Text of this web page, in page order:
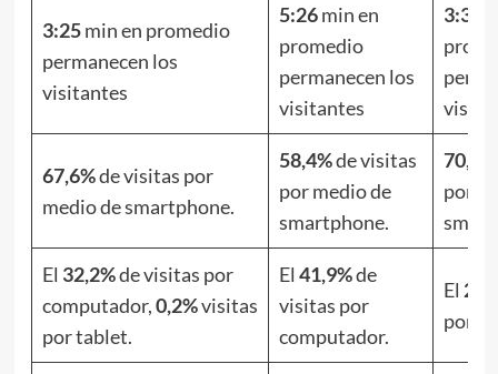
3:25min en promedio
permanecen los
visitantes
5:26min en
promedio
permanecen los
visitantes
3:30
67,6%de visitas por
medio de smartphone.
58,4%de visitas
por medio de
smartphone.
70,3%
por
El 32,2%de visitas por
computador,0,2%visitas
por tablet.
El 41,9%de
visitas por
computador.
El
por